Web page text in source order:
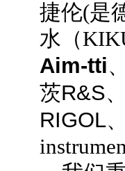
捷伦(是
水（
Aim-tti
茨R&S
RIGOL